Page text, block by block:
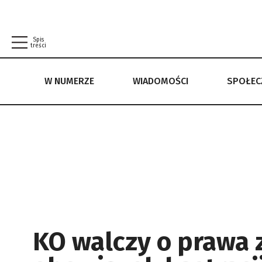
Spis
treści
W NUMERZE WIADOMOŚCI
W NUMERZE WIADOMOŚCI SPOŁECZEŃSTWO
KO walczy o prawa